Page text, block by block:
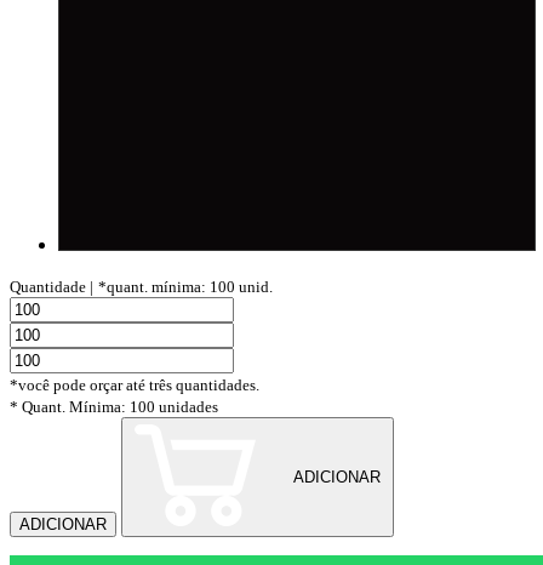
Quantidade | *quant. mínima: 100 unid.
*você pode orçar até três quantidades.
* Quant. Mínima: 100 unidades
ADICIONAR
ADICIONAR